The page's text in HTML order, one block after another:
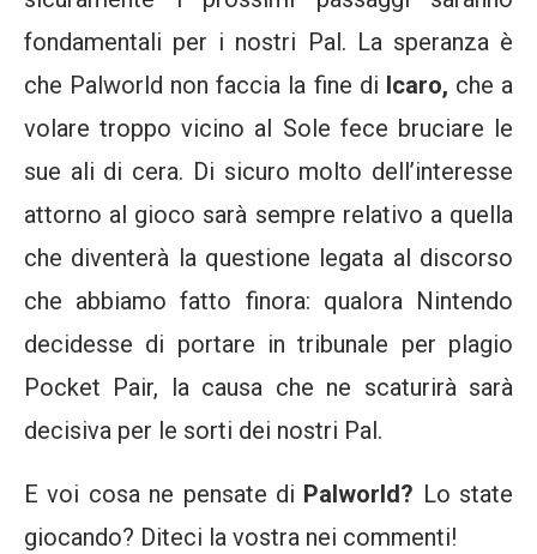
fondamentali per i nostri Pal. La speranza è
che Palworld non faccia la fine di Icaro, che a
volare troppo vicino al Sole fece bruciare le
sue ali di cera. Di sicuro molto dell’interesse
attorno al gioco sarà sempre relativo a quella
che diventerà la questione legata al discorso
che abbiamo fatto finora: qualora Nintendo
decidesse di portare in tribunale per plagio
Pocket Pair, la causa che ne scaturirà sarà
decisiva per le sorti dei nostri Pal.
E voi cosa ne pensate di Palworld? Lo state
giocando? Diteci la vostra nei commenti!